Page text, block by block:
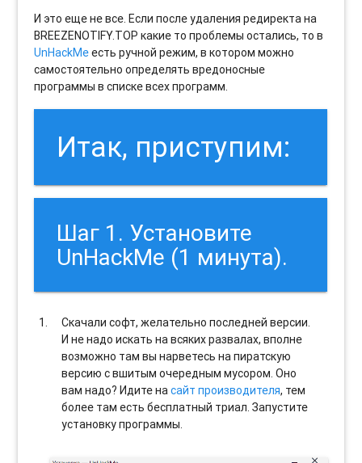
И это еще не все. Если после удаления редиректа на
BREEZENOTIFY.TOP какие то проблемы остались, то в
UnHackMeесть ручной режим, в котором можно
самостоятельно определять вредоносные
программы в списке всех программ.
Итак, приступим:
Шаг 1. Установите
UnHackMe (1 минута).
Скачали софт, желательно последней версии.
И не надо искать на всяких развалах, вполне
возможно там вы нарветесь на пиратскую
версию с вшитым очередным мусором. Оно
вам надо? Идите насайт производителя, тем
более там есть бесплатный триал. Запустите
установку программы.